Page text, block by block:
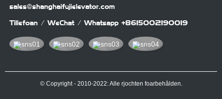
sales@shanghaifujielevator.com
Tillefoan / WeChat / Whatsapp +8615002190019
© Copyright - 2010-2022: Alle rjochten foarbehâlden.